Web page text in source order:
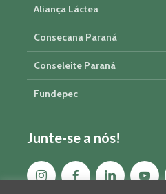
Aliança Láctea
Consecana Paraná
Conseleite Paraná
Fundepec
Junte-se a nós!